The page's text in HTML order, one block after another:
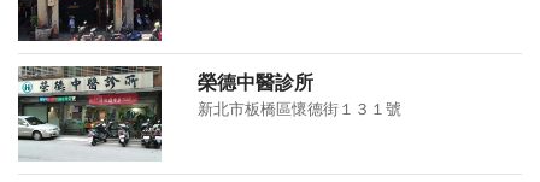
榮德中醫診所
新北市板橋區懷德街１３１號